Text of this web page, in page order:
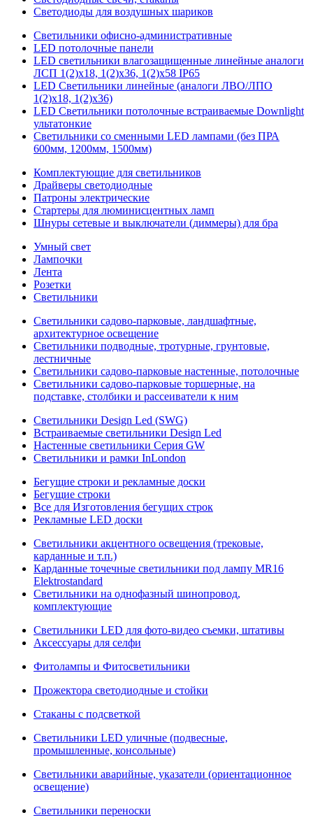
Светодиоды для воздушных шариков
Светильники офисно-административные
LED потолочные панели
LED светильники влагозащищенные линейные аналоги
ЛСП 1(2)х18, 1(2)х36, 1(2)х58 IP65
LED Светильники линейные (аналоги ЛВО/ЛПО
1(2)х18, 1(2)х36)
LED Светильники потолочные встраиваемые Downlight
ультатонкие
Светильники со сменными LED лампами (без ПРА
600мм, 1200мм, 1500мм)
Комплектующие для светильников
Драйверы светодиодные
Патроны электрические
Стартеры для люминисцентных ламп
Шнуры сетевые и выключатели (диммеры) для бра
Умный свет
Лампочки
Лента
Розетки
Светильники
Светильники садово-парковые, ландшафтные,
архитектурное освещение
Светильники подводные, тротурные, грунтовые,
лестничные
Светильники садово-парковые настенные, потолочные
Светильники садово-парковые торшерные, на
подставке, столбики и рассеиватели к ним
Светильники Design Led (SWG)
Встраиваемые светильники Design Led
Настенные светильники Серия GW
Светильники и рамки InLondon
Бегущие строки и рекламные доски
Бегущие строки
Все для Изготовления бегущих строк
Рекламные LED доски
Светильники акцентного освещения (трековые,
карданные и т.п.)
Карданные точечные светильники под лампу MR16
Elektrostandard
Светильники на однофазный шинопровод,
комплектующие
Светильники LED для фото-видео съемки, штативы
Аксессуары для селфи
Фитолампы и Фитосветильники
Прожектора светодиодные и стойки
Стаканы с подсветкой
Светильники LED уличные (подвесные,
промышленные, консольные)
Светильники аварийные, указатели (ориентационное
освещение)
Светильники переноски